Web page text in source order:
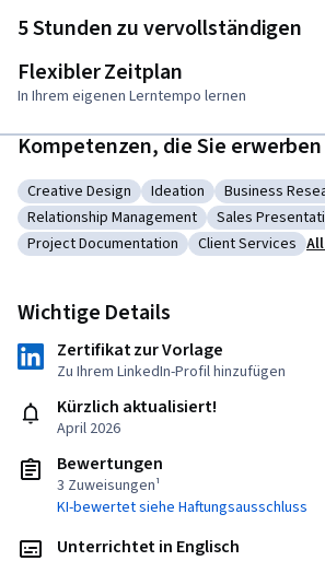
5 Stunden zu vervollständigen
Flexibler Zeitplan
In Ihrem eigenen Lerntempo lernen
Kompetenzen, die Sie erwerben
Kategorie: Creative Design
Creative Design Kategorie: Ideation
Ideation Kategorie:
Business
Kategorie: Relationship Management
Relationship Management Kategorie:
Sales
Kategorie: Project Documentation
Project Documentation Kategorie:
Client Services
Wichtige Details
Zertifikat zur Vorlage
Zu Ihrem LinkedIn-Profil hinzufügen
Kürzlich aktualisiert!
April 2026
Bewertungen
3 Zuweisungen¹
KI-bewertet siehe Haftungsausschluss
Unterrichtet in Englisch